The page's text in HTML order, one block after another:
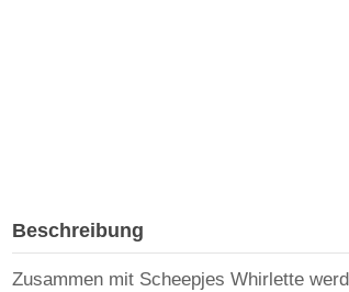
Beschreibung
Zusammen mit Scheepjes Whirlette